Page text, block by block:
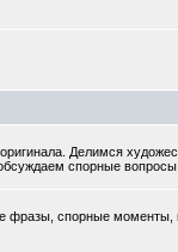
Делимся
спорные вопросы
спорные моменты,